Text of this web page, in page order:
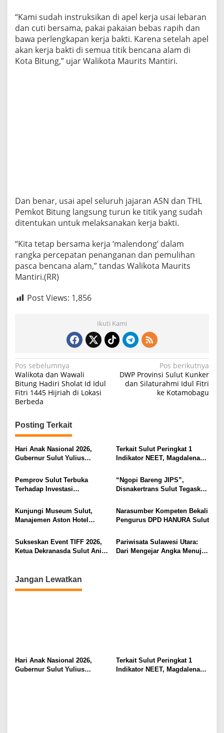
“Kami sudah instruksikan di apel kerja usai lebaran
dan cuti bersama, pakai pakaian bebas rapih dan
bawa perlengkapan kerja bakti. Karena setelah apel
akan kerja bakti di semua titik bencana alam di
Kota Bitung,” ujar Walikota Maurits Mantiri.
Dan benar, usai apel seluruh jajaran ASN dan THL
Pemkot Bitung langsung turun ke titik yang sudah
ditentukan untuk melaksanakan kerja bakti.
“Kita tetap bersama kerja ‘malendong’ dalam
rangka percepatan penanganan dan pemulihan
pasca bencana alam,” tandas Walikota Maurits
Mantiri.(RR)
Post Views: 1,856
Ikuti Kami
N
a
v
g
a
s
p
o
s
Pos sebelumnya
Walikota dan Wawali
Bitung Hadiri Sholat Id Idul
Fitri 1445 Hijriah di Lokasi
Berbeda
Pos berikutnya
DWP Provinsi Sulut Kunker
dan Silaturahmi Idul Fitri
ke Kotamobagu
Posting Terkait
Hari Anak Nasional 2026,
Gubernur Sulut Yulius
Ruang Aman Bagi Anak, di
Lingkungan Fisik Maupun di
Ruang Digital
Terkait Sulut Peringkat 1
Indikator NEET, Magdalena
Secara Proposional, Agar
Tidak Timbul Persepsi Keliru
Pemprov Sulut Terbuka
Terhadap Investasi
“Ngopi Bareng JIPS”,
Disnakertrans Sulut Tegaskan
Pekerja dari Ancaman PHK
Kunjungi Museum Sulut,
Manajemen Aston Hotel
Kebudayaan Ke Wisatawan
Narasumber Kompeten Bekali
Pengurus DPD HANURA Sulut
Sukseskan Event TIFF 2026,
Ketua Dekranasda Sulut Anik
Pariwisata Sulawesi Utara:
Dari Mengejar Angka Menuju
Jangan Lewatkan
Hari Anak Nasional 2026,
Gubernur Sulut Yulius
Terkait Sulut Peringkat 1
Indikator NEET, Magdalena